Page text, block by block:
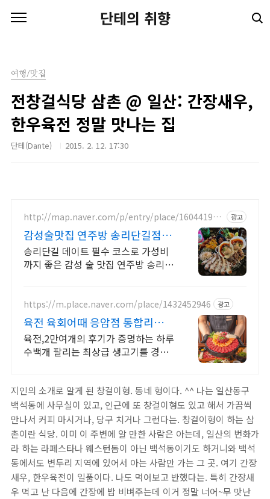
단테의 취향
여행/맛집
전창걸식당 삼촌 @ 일산: 간장새우,
한우육전 정말 맛나는 집
단테(Dante) 2015. 2. 12. 17:30
http://map.naver.com/p/entry/place/160441972
광고
감성술맛집 연주방 송리단길점 송
리단길 데이트의 필수 코스
송리단길 데이트 필수 코스로 가성비
까지 좋은 감성 술 맛집 연주방 송리단
있는 연주방!
https://m.place.naver.com/place/1432452946 광고
육전 육회어때 응암점 통합리뷰
23,000+증명맛집
육전,2만여개의 후기가 증명하는 하루
수백개 팔리는 최상급 생고기를 경험
지인의 소개로 알게 된 창걸이형. 동네 형이다. ^^ 나는 일산동구
백석동에 사무실이 있고, 인근에 또 창걸이형도 있고 해서 가끔씩
만나서 커피 마시거나, 당구 치거나 그런다는. 창걸이형이 하는 삼
촌이란 식당. 이미 이 주변에 알 만한 사람은 아는데, 일산의 번화가
라 하는 라페스타나 웨스턴돔이 아닌 백석동이기도 하거니와 백석
동에서도 변두리 지역에 있어서 아는 사람만 가는 그 곳. 여기 간장
새우, 한우육전이 일품이다. 나도 먹어보고 반했다는. 특히 간장새
우 먹고 난 다음에 간장에 밥 비벼주는데 이거 정말 너어~무 맛난